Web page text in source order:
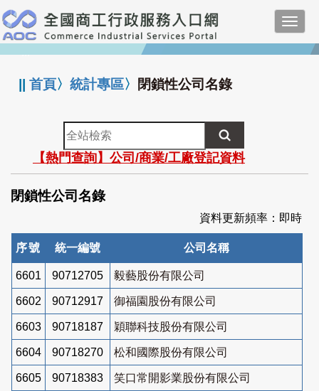
跳
到
主
要
:::
||首頁〉統計專區〉 閉鎖性公司名錄
全
站
檢
索
【熱門查詢】公司/商業/工廠登記資料
閉鎖性公司名錄
資料更新頻率：即時
序號 統一編號 公司名稱
6601 90712705 毅藝股份有限公司
6602 90712917 御福園股份有限公司
6603 90718187 穎聯科技股份有限公司
6604 90718270 松和國際股份有限公司
6605 90718383 笑口常開影業股份有限公司